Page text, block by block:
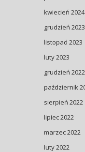
kwiecień 2024
grudzień 2023
listopad 2023
luty 2023
grudzień 2022
październik
sierpień 2022
lipiec 2022
marzec 2022
luty 2022